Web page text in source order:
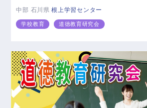
中部 石川県根上学習センター
学校教育 道徳教育研究会